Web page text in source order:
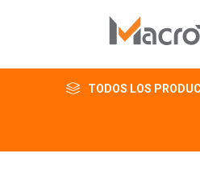
TODOS LOS